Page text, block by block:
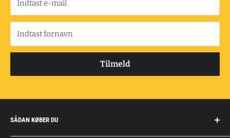
Indtast e-mail
Indtast fornavn
Tilmeld
SÅDAN KØBER DU